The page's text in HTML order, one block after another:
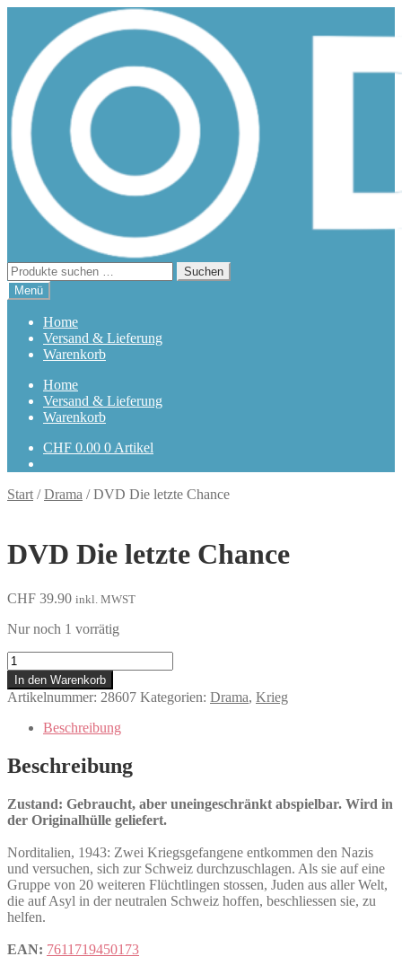
Navigation
springen
springen
Suchen
nach:
Suchen
Menü
Home
Versand & Lieferung
Warenkorb
Home
Versand & Lieferung
Warenkorb
CHF 0.00 0 Artikel
Start /Drama /DVD Die letzte Chance
DVD Die letzte Chance
CHF 39.90 inkl. MWST
Nur noch 1 vorrätig
Die
letzte
Chance
Menge
In den Warenkorb
Artikelnummer: 28607 Kategorien: Drama, Krieg
Beschreibung
Beschreibung
Zustand: Gebraucht, aber uneingeschränkt abspielbar. Wird in
der Originalhülle geliefert.
Norditalien, 1943: Zwei Kriegsgefangene entkommen den Nazis
und versuchen, sich zur Schweiz durchzuschlagen. Als sie auf eine
Gruppe von 20 weiteren Flüchtlingen stossen, Juden aus aller Welt,
die auf Asyl in der neutralen Schweiz hoffen, beschliessen sie, zu
helfen.
EAN: 7611719450173